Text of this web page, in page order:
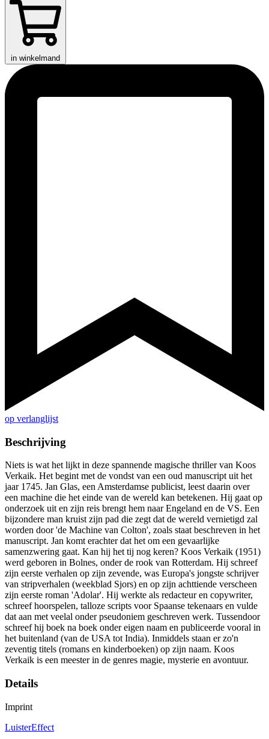
in winkelmand
op verlanglijst
Beschrijving
Niets is wat het lijkt in deze spannende magische thriller van Koos
Verkaik. Het begint met de vondst van een oud manuscript uit het
jaar 1745. Jan Glas, een Amsterdamse publicist, leest daarin over
een machine die het einde van de wereld kan betekenen. Hij gaat op
onderzoek uit en zijn reis brengt hem naar Engeland en de VS. Een
bijzondere man kruist zijn pad die zegt dat de wereld vernietigd zal
worden door 'de Machine van Colton', zoals staat beschreven in het
manuscript. Jan komt erachter dat het om een gevaarlijke
samenzwering gaat. Kan hij het tij nog keren? Koos Verkaik (1951)
werd geboren in Bolnes, onder de rook van Rotterdam. Hij schreef
zijn eerste verhalen op zijn zevende, was Europa's jongste schrijver
van stripverhalen (weekblad Sjors) en op zijn achttiende verscheen
zijn eerste roman 'Adolar'. Hij werkte als redacteur en copywriter,
schreef hoorspelen, talloze scripts voor Spaanse tekenaars en vulde
dat aan met veelal onder pseudoniem geschreven werk. Tussendoor
schreef hij boek na boek onder eigen naam en publiceerde vooral in
het buitenland (van de USA tot India). Inmiddels staan er zo'n
zeventig titels (romans en kinderboeken) op zijn naam. Koos
Verkaik is een meester in de genres magie, mysterie en avontuur.
Details
Imprint
LuisterEffect